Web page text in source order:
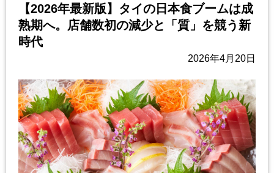
【2026年最新版】タイの日本食ブームは成
熟期へ。店舗数初の減少と「質」を競う新
時代
2026年4月20日